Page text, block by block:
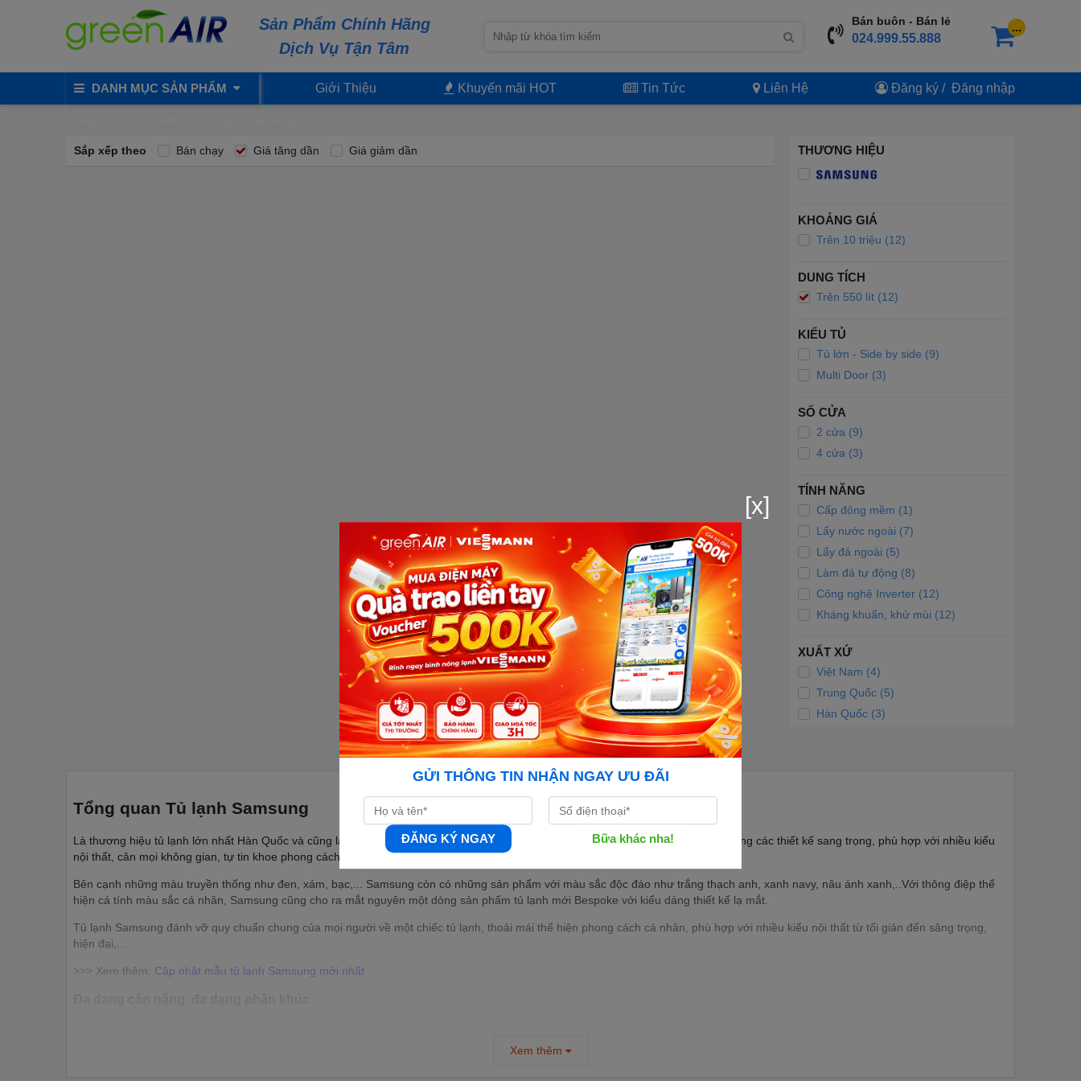
Sản Phẩm Chính Hãng
Dịch Vụ Tận Tâm
Bán buôn - Bán lẻ
024.999.55.888
...
DANH MỤC SẢN PHẨM Giới Thiệu Khuyến mãi HOT Tin Tức Liên Hệ Đăng ký / Đăng nhập
Sắp xếp theo Bán chạy Giá tăng dần Giá giảm dần THƯƠNG HIỆU
KHOẢNG GIÁ
Trên 10 triệu (12)
DUNG TÍCH
Trên 550 lít (12)
KIỂU TỦ
Tủ lớn - Side by side (9)
Multi Door (3)
SỐ CỬA
2 cửa (9)
4 cửa (3)
TÍNH NĂNG
Cấp đông mềm (1)
Lấy nước ngoài (7)
Lấy đá ngoài (5)
Làm đá tự động (8)
Công nghệ Inverter (12)
Kháng khuẩn, khử mùi (12)
XUẤT XỨ
Việt Nam (4)
Trung Quốc (5)
Hàn Quốc (3)
Tổng quan Tủ lạnh Samsung
Là thương hiệu tủ lạnh lớn nhất Hàn Quốc và cũng là một trong những thương hiệu hàng đầu thế giới. Tủ lạnh Samsung nổi bật cùng các thiết kế sang trọng, phù hợp với nhiều kiểu
nội thất, cân mọi không gian, tự tin khoe phong cách.
Bên cạnh những màu truyền thống như đen, xám, bạc,... Samsung còn có những sản phẩm với màu sắc độc đáo như trắng thạch anh, xanh navy, nâu ánh xanh,..Với thông điệp thể
hiện cá tính màu sắc cá nhân, Samsung cũng cho ra mắt nguyên một dòng sản phẩm tủ lạnh mới Bespoke với kiểu dáng thiết kế lạ mắt.
Tủ lạnh Samsung đánh vỡ quy chuẩn chung của mọi người về một chiếc tủ lạnh, thoải mái thể hiện phong cách cá nhân, phù hợp với nhiều kiểu nội thất từ tối giản đến sâng trọng,
hiện đại,...
>>> Xem thêm: Cập nhật mẫu tủ lạnh Samsung mới nhất
cầu, tiếp xúc với lượng lớn khách hàng hơn, từ phân khúc tầm trung, trung - cao cấp hay cao cấp.
Xem thêm
[x]
GỬI THÔNG TIN NHẬN NGAY ƯU ĐÃI
ĐĂNG KÝ NGAY Bữa khác nha!